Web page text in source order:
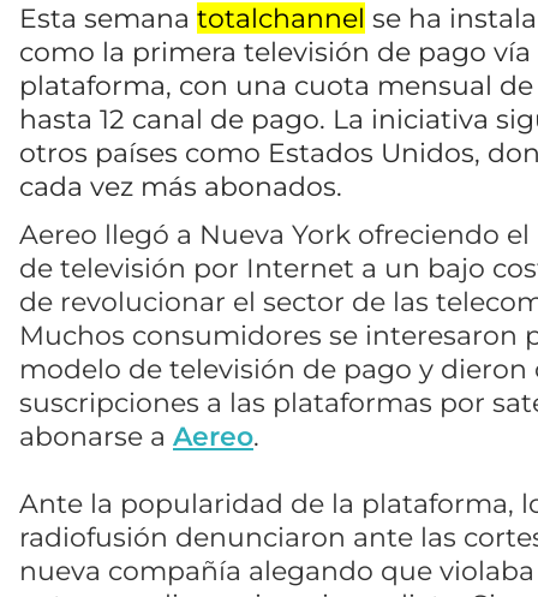
Esta semana totalchannel se ha
como la primera televisión de pago
plataforma, con una cuota mensual
hasta 12 canal de pago. La iniciativa
otros países como Estados Unidos,
cada vez más abonados.
Aereo llegó a Nueva York ofreciendo
de televisión por Internet a un bajo
de revolucionar el sector de las
Muchos consumidores se interesaron
modelo de televisión de pago y dieron
suscripciones a las plataformas por
abonarse a Aereo.
Ante la popularidad de la plataforma,
radiofusión denunciaron ante las
nueva compañía alegando que